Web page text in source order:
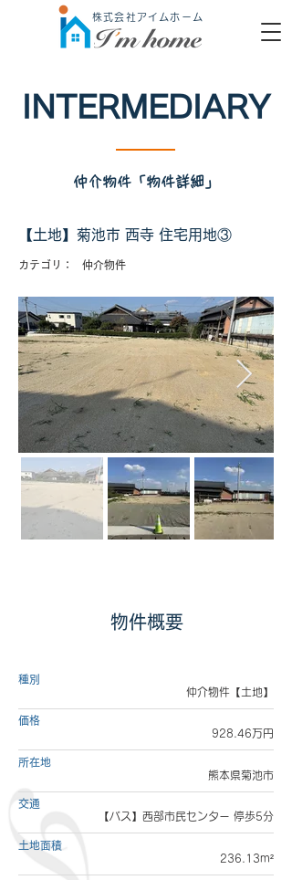
株式会社アイムホーム
INTERMEDIARY
仲介物件「物件詳細」
【土地】菊池市 西寺 住宅用地③
カテゴリ： 仲介物件
物件概要
種別
仲介物件【土地】
価格
928.46万円
所在地
熊本県菊池市
交通
【バス】西部市民センター 停歩5分
土地面積
236.13m²